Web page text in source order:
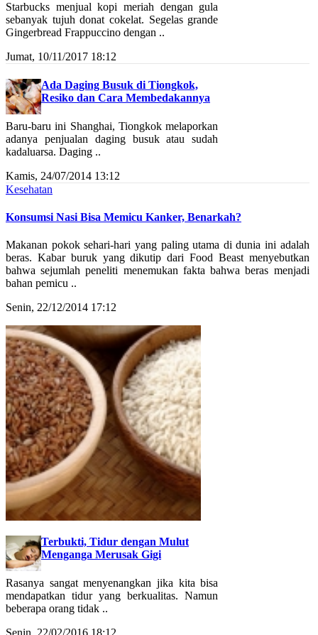
Starbucks menjual kopi meriah dengan gula
sebanyak tujuh donat cokelat. Segelas grande
Gingerbread Frappuccino dengan ..
Jumat, 10/11/2017 18:12
Ada Daging Busuk di Tiongkok,
Resiko dan Cara Membedakannya
Baru-baru ini Shanghai, Tiongkok melaporkan
adanya penjualan daging busuk atau sudah
kadaluarsa. Daging ..
Kamis, 24/07/2014 13:12
Kesehatan
Konsumsi Nasi Bisa Memicu Kanker, Benarkah?
Makanan pokok sehari-hari yang paling utama di dunia ini adalah
beras. Kabar buruk yang dikutip dari Food Beast menyebutkan
bahwa sejumlah peneliti menemukan fakta bahwa beras menjadi
bahan pemicu ..
Senin, 22/12/2014 17:12
Terbukti, Tidur dengan Mulut
Menganga Merusak Gigi
Rasanya sangat menyenangkan jika kita bisa
mendapatkan tidur yang berkualitas. Namun
beberapa orang tidak ..
Senin, 22/02/2016 18:12